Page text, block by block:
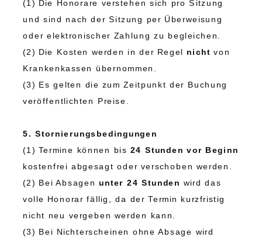
(1) Die Honorare verstehen sich pro Sitzung
und sind nach der Sitzung per Überweisung
oder elektronischer Zahlung zu begleichen.
(2) Die Kosten werden in der Regel nicht von
Krankenkassen übernommen.
(3) Es gelten die zum Zeitpunkt der Buchung
veröffentlichten Preise.
5. Stornierungsbedingungen
(1) Termine können bis 24 Stunden vor Beginn
kostenfrei abgesagt oder verschoben werden.
(2) Bei Absagenunter 24 Stunden wird das
volle Honorar fällig, da der Termin kurzfristig
nicht neu vergeben werden kann.
(3) Bei Nichterscheinen ohne Absage wird